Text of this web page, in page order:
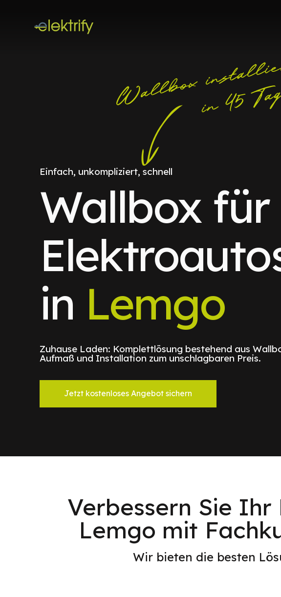
Einfach, unkompliziert, schnell
Wallbox für
in Lemgo
Zuhause Laden: Komplettlösung bestehend aus
Aufmaß und Installation zum unschlagbaren Preis.
Jetzt kostenloses Angebot sichern
Verbessern Sie
Lemgo mit
Wir bieten die besten